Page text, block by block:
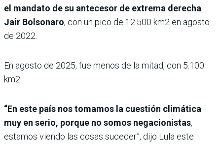
el mandato de su antecesor de extrema derecha
Jair Bolsonaro, con un pico de 12.500 km2 en agosto
de 2022.
En agosto de 2025, fue menos de la mitad, con 5.100
km2.
“En este país nos tomamos la cuestión climática
muy en serio, porque no somos negacionistas,
estamos viendo las cosas suceder”, dijo Lula este